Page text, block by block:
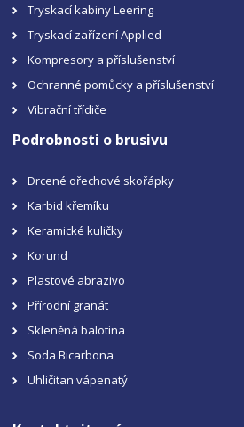
Tryskací kabiny Leering
Tryskací zařízení Applied
Kompresory a příslušenství
Ochranné pomůcky a příslušenství
Vibrační třídiče
Podrobnosti o brusivu
Drcené ořechové skořápky
Karbid křemíku
Keramické kuličky
Korund
Plastové abrazivo
Přírodní granát
Skleněná balotina
Soda Bicarbona
Uhličitan vápenatý